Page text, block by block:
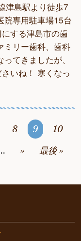
津島駅より徒歩7
院専用駐車場15台
する津島市の歯
ミリー歯科、歯科
てきましたが、
いね！ 寒くなっ
8 9
10
» 最後 »